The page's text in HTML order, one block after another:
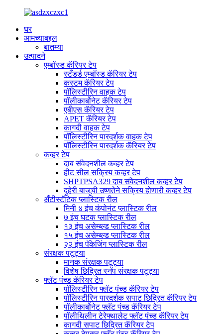
घर
आमच्याबद्दल
बातम्या
उत्पादने
एम्बॉस्ड कॅरियर टेप
स्टँडर्ड एम्बॉस्ड कॅरियर टेप
कस्टम कॅरियर टेप
पॉलिस्टीरिन वाहक टेप
पॉलीकार्बोनेट कॅरियर टेप
एबीएस कॅरियर टेप
APET कॅरियर टेप
कागदी वाहक टेप
पॉलिस्टीरिन पारदर्शक वाहक टेप
पॉलिस्टीरिन पारदर्शक कॅरियर टेप
कव्हर टेप
दाब संवेदनशील कव्हर टेप
हीट सील सक्रिय कव्हर टेप
SHPTPSA329 दाब संवेदनशील कव्हर टेप
दुहेरी बाजूची उष्णतेने सक्रिय होणारी कव्हर टेप
अँटीस्टॅटिक प्लास्टिक रील
मिनी ४ इंच कंपोनंट प्लास्टिक रील
७ इंच घटक प्लास्टिक रील
१३ इंच असेम्ब्ल्ड प्लास्टिक रील
१५ इंच असेम्ब्ल्ड प्लास्टिक रील
२२ इंच पॅकेजिंग प्लास्टिक रील
संरक्षक पट्ट्या
मानक संरक्षक पट्ट्या
विशेष छिद्रित स्नॅप संरक्षक पट्ट्या
फ्लॅट पंच्ड कॅरियर टेप
पॉलिस्टीरिन फ्लॅट पंच्ड कॅरियर टेप
पॉलिस्टीरिन पारदर्शक सपाट छिद्रित कॅरियर टेप
पॉलीकार्बोनेट फ्लॅट पंच्ड कॅरियर टेप
पॉलीथिलीन टेरेफ्थालेट फ्लॅट पंच्ड कॅरियर टेप
कागदी सपाट छिद्रित कॅरियर टेप